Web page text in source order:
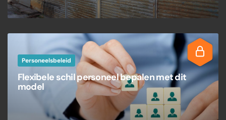
Personeelsbeleid
Flexibele schil personeel bepalen met dit
model